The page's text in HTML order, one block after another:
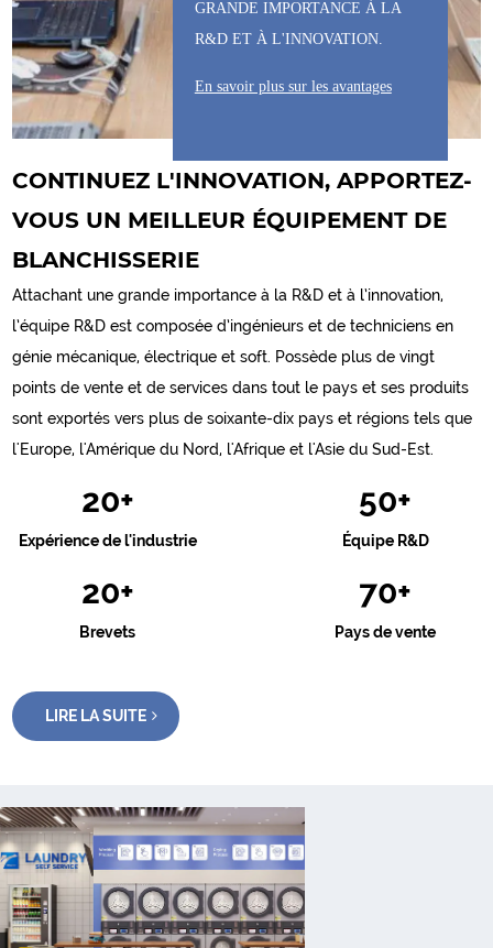
GRANDE IMPORTANCE À LA
R&D ET À L'INNOVATION.
En savoir plus sur les avantages
CONTINUEZ L'INNOVATION, APPORTEZ-
VOUS UN MEILLEUR ÉQUIPEMENT DE
BLANCHISSERIE
Attachant une grande importance à la R&D et à l’innovation,
l’équipe R&D est composée d’ingénieurs et de techniciens en
génie mécanique, électrique et soft. Possède plus de vingt
points de vente et de services dans tout le pays et ses produits
sont exportés vers plus de soixante-dix pays et régions tels que
l'Europe, l'Amérique du Nord, l'Afrique et l'Asie du Sud-Est.
20+
Expérience de l'industrie
50+
Équipe R&D
20+
Brevets
70+
Pays de vente
LIRE LA SUITE